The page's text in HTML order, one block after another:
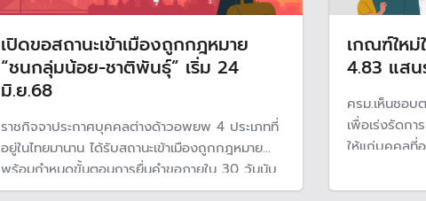
เปิดขอสถานะเข้าเมืองถูกกฎหมาย
“ชนกลุ่มน้อย-ชาติพันธุ์” เริ่ม 24
มิ.ย.68
ราชกิจจาประกาศบุคคลต่างด้าวอพยพ 4 ประเภทที่
อยู่ในไทยมานาน ได้รับสถานะเข้าเมืองถูกกฎหมาย
พร้อมกำหนดขั้นตอนการยื่นคำขอภายใน 30 วันนับ
ตั้งแต่ได้รับแจ้งจากทางการ มีผลบังคับใช้ 24
เกณฑ์ให
4.83 แสน
ครม.เห็นชอ
เพื่อเร่งรัดก
ให้แก่บุคคลที่
แสนคน หลังค้างมานานกว่า 30 ปี ยันไม่เอื้อ "กลุ่มสี